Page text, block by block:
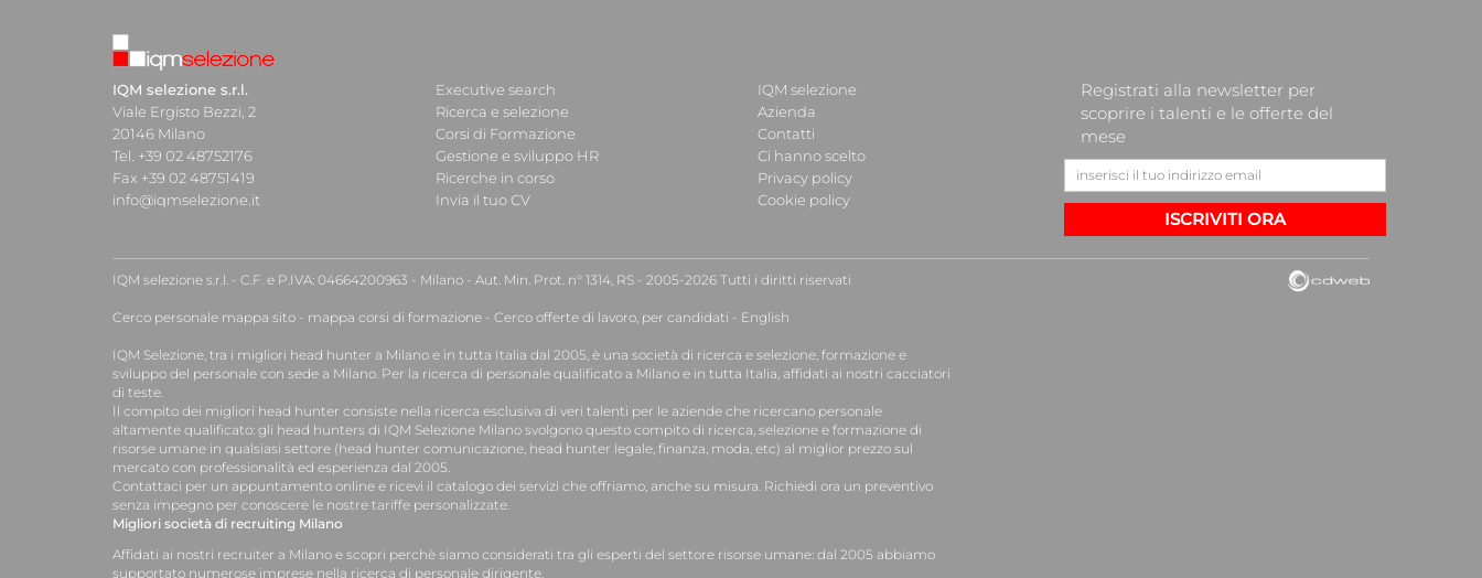
IQM selezione s.r.l.
Viale Ergisto Bezzi, 2
20146 Milano
Tel. +39 02 48752176
Fax +39 02 48751419
info@iqmselezione.it
Executive search
Ricerca e selezione
Corsi di Formazione
Gestione e sviluppo HR
Ricerche in corso
Invia il tuo CV
IQM selezione
Azienda
Contatti
Ci hanno scelto
Privacy policy
Cookie policy
Registrati alla newsletter per
scoprire i talenti e le offerte del
mese
ISCRIVITI ORA
IQM selezione s.r.l. - C.F. e P.IVA: 04664200963 - Milano - Aut. Min. Prot. n° 1314, RS - 2005-2026 Tutti i diritti riservati
Cerco personale mappa sito - mappa corsi di formazione - Cerco offerte di lavoro, per candidati - English
IQM Selezione, tra i migliori head hunter a Milano e in tutta Italia dal 2005, è una società di ricerca e selezione, formazione e
sviluppo del personale con sede a Milano. Per la ricerca di personale qualificato a Milano e in tutta Italia, affidati ai nostri cacciatori
di teste.
Il compito dei migliori head hunter consiste nella ricerca esclusiva di veri talenti per le aziende che ricercano personale
altamente qualificato: gli head hunters di IQM Selezione Milano svolgono questo compito di ricerca, selezione e formazione di
risorse umane in qualsiasi settore (head hunter comunicazione, head hunter legale, finanza, moda, etc) al miglior prezzo sul
mercato con professionalità ed esperienza dal 2005.
Contattaci per un appuntamento online e ricevi il catalogo dei servizi che offriamo, anche su misura. Richiedi ora un preventivo
senza impegno per conoscere le nostre tariffe personalizzate.
Migliori società di recruiting Milano
Affidati ai nostri recruiter a Milano e scopri perchè siamo considerati tra gli esperti del settore risorse umane: dal 2005 abbiamo
supportato numerose imprese nella ricerca di personale dirigente.